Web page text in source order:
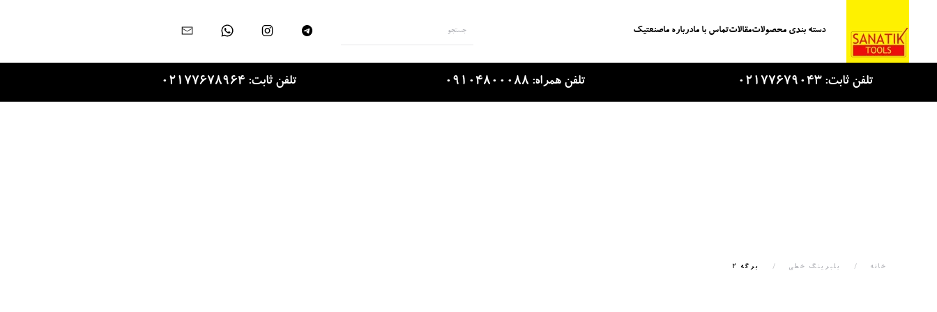
Skip to main contentدسته بندی محصولاتمقالاتتماس با مادرباره ماصنعتیک
تلفن ثابت: 02177679043 تلفن همراه: 09104800088 تلفن ثابت: 02177678964
خانه بلبرینگ خطی برگه 2